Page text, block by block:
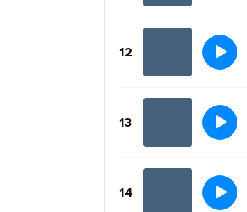
12
13
14